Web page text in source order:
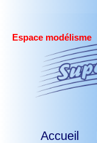
Espace modélisme
Accueil